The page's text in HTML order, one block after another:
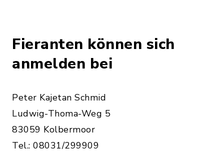
Fieranten können sich
anmelden bei
Peter Kajetan Schmid
Ludwig-Thoma-Weg 5
83059 Kolbermoor
Tel.: 08031/299909